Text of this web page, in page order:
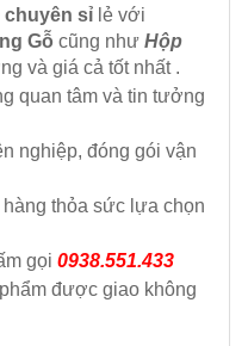
chuyên sỉ lẻ với
Gỗ cũng như Hộp
và giá cả tốt nhất .
quan tâm và tin tưởng
nghiệp, đóng gói vận
thỏa sức lựa chọn
gọi 0938.551.433
được giao không